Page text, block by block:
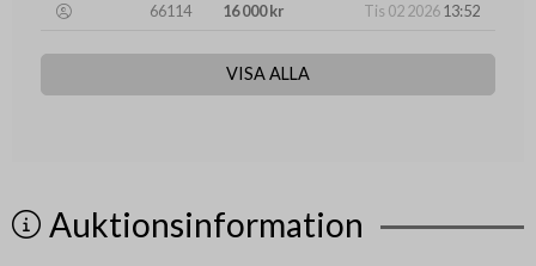
66114
16 000 kr Tis 02 202613:52
VISA ALLA
Auktionsinformation